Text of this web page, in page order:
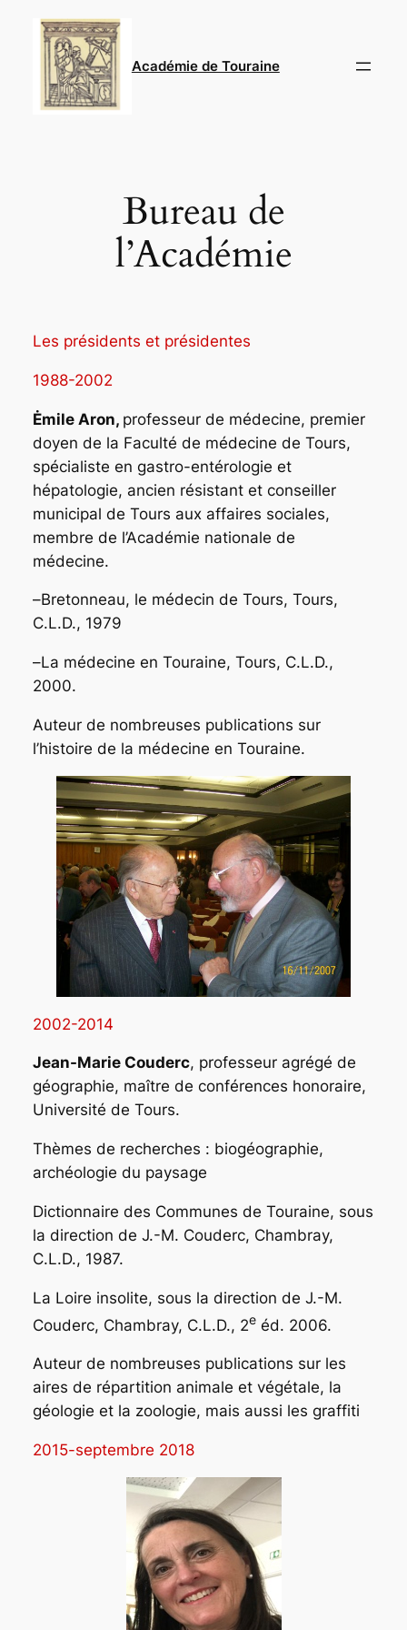
contenu
Académie de Touraine
Bureau de
l’Académie
Les présidents et présidentes
1988-2002
Ėmile Aron, professeur de médecine, premier
doyen de la Faculté de médecine de Tours,
spécialiste en gastro-entérologie et
hépatologie, ancien résistant et conseiller
municipal de Tours aux affaires sociales,
membre de l’Académie nationale de
médecine.
–Bretonneau, le médecin de Tours, Tours,
C.L.D., 1979
–La médecine en Touraine, Tours, C.L.D.,
2000.
Auteur de nombreuses publications sur
l’histoire de la médecine en Touraine.
2002-2014
Jean-Marie Couderc, professeur agrégé de
géographie, maître de conférences honoraire,
Université de Tours.
Thèmes de recherches : biogéographie,
archéologie du paysage
Dictionnaire des Communes de Touraine, sous
la direction de J.-M. Couderc, Chambray,
C.L.D., 1987.
La Loire insolite, sous la direction de J.-M.
Couderc, Chambray, C.L.D., 2eéd. 2006.
Auteur de nombreuses publications sur les
aires de répartition animale et végétale, la
géologie et la zoologie, mais aussi les graffiti
2015-septembre 2018